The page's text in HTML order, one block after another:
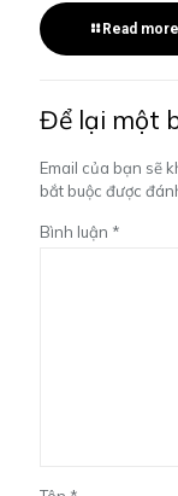
Read more
Để lại một
Email của bạn sẽ
bắt buộc được
Bình luận *